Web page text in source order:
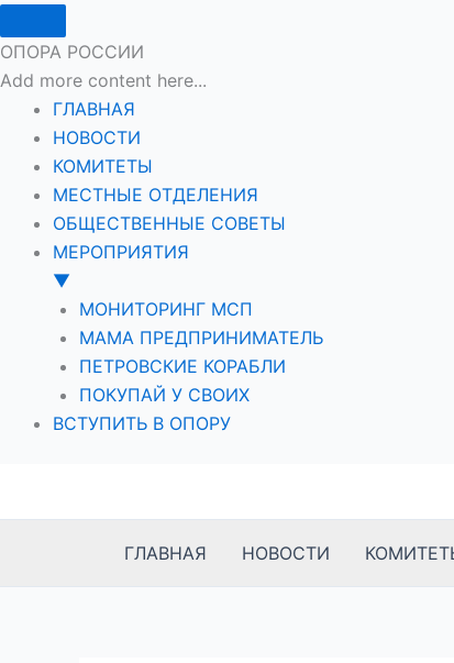
ОПОРА РОССИИ
Add more content here...
ГЛАВНАЯ
НОВОСТИ
КОМИТЕТЫ
МЕСТНЫЕ ОТДЕЛЕНИЯ
ОБЩЕСТВЕННЫЕ СОВЕТЫ
МЕРОПРИЯТИЯ
▼
МОНИТОРИНГ МСП
МАМА ПРЕДПРИНИМАТЕЛЬ
ПЕТРОВСКИЕ КОРАБЛИ
ПОКУПАЙ У СВОИХ
ВСТУПИТЬ В ОПОРУ
ГЛАВНАЯ
НОВОСТИ